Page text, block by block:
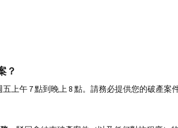
？
上午 7 點到晚上 8 點。請務必提供您的破產案件